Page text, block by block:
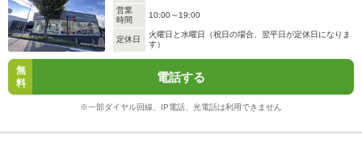
営業
時間
10:00～19:00
定休日
火曜日と水曜日（祝日の場合、翌平日が定休日になりま
す）
無
料
電話する
※一部ダイヤル回線、IP電話、光電話は利用できません